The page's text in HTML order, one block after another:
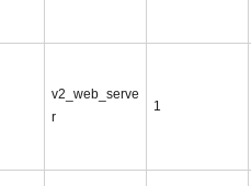
v2_web_serve
r
1